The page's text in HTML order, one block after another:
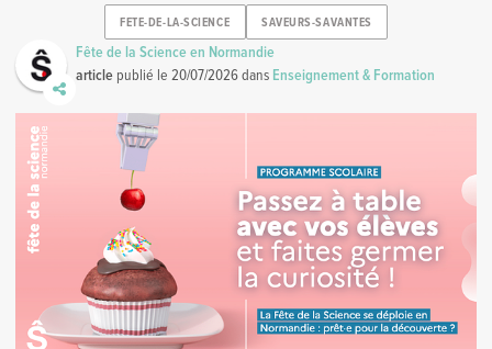
FETE-DE-LA-SCIENCE SAVEURS-SAVANTES
Fête de la Science en Normandie
article publié le20/07/2026dans Enseignement & Formation